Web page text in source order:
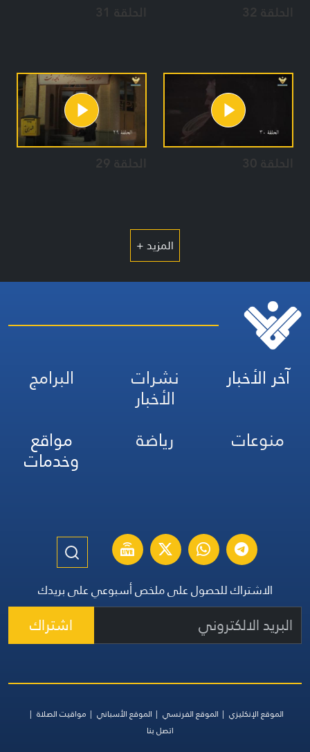
الحلقة 32 الحلقة 31
الحلقة 30 الحلقة 29
المزيد +
آخر الأخبار نشرات
الأخبار
البرامج
منوعات
رياضة مواقع
وخدمات
الاشتراك للحصول على ملخص أسبوعي على بريدك
اشتراك
الموقع الإنكليزي الموقع الفرنسي الموقع الأسباني
مواقيت الصلاة
اتصل بنا